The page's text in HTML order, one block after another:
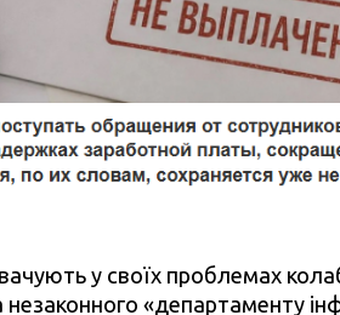
у своїх проблемах
«департаменту